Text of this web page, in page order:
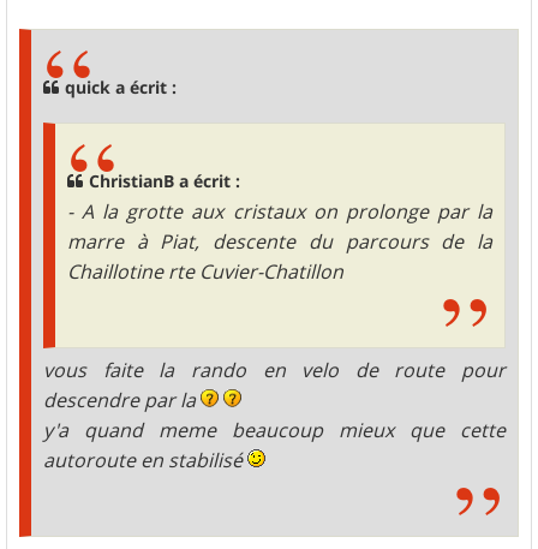
quick a écrit :
ChristianB a écrit :
- A la grotte aux cristaux on prolonge par la
marre à Piat, descente du parcours de la
Chaillotine rte Cuvier-Chatillon
vous faite la rando en velo de route pour
descendre par la
y'a quand meme beaucoup mieux que cette
autoroute en stabilisé